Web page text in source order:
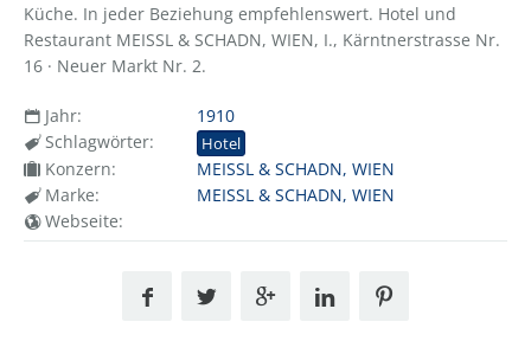
Küche. In jeder Beziehung empfehlenswert. Hotel und
Restaurant MEISSL & SCHADN, WIEN, I., Kärntnerstrasse Nr.
16 · Neuer Markt Nr. 2.
Jahr:
1910
Schlagwörter:
Hotel
Konzern:
MEISSL & SCHADN, WIEN
Marke:
MEISSL & SCHADN, WIEN
Webseite: